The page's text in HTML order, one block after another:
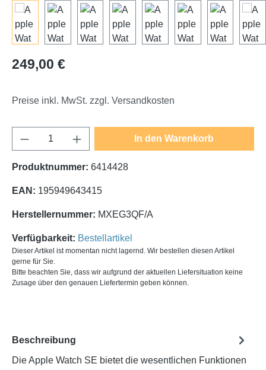
Regulärer Preis:
249,00 €
Preise inkl. MwSt. zzgl. Versandkosten
Produkt Anzahl: Gib den gewünschten
In den Warenkorb
Produktnummer: 6414428
EAN: 195949643415
Herstellernummer: MXEG3QF/A
Verfügbarkeit: Bestellartikel
Dieser Artikel ist momentan nicht lagernd. Wir bestellen diesen Artikel
gerne für Sie.
Bitte beachten Sie, dass wir aufgrund der aktuellen Liefersituation keine
Zusage über den genauen Liefertermin geben können.
Beschreibung
Die Apple Watch SE bietet die wesentlichen Funktionen